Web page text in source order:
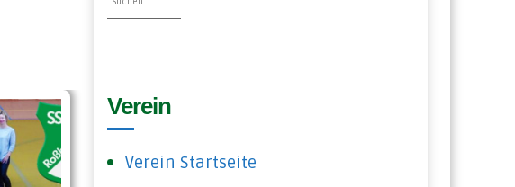
c
c
h
:
Verein
Verein Startseite